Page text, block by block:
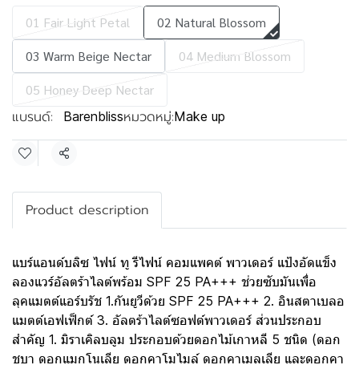
01 Fair Light Petal
02 Natural Blossom
03 Warm Beige Nectar
04 Medium Blossom
05 Honey Deep Nectar
แบรนด์: Barenblissหมวดหมู่:Make up
แชร์
Product description
แบร์แอนด์บลิซ ไฟน์ ทู รีไฟน์ คอมแพคต์ พาวเดอร์ แป้งอัดแข็ง
ลองแวร์อัลตร้าไลต์พร้อม SPF 25 PA+++ ช่วยซับมันเพื่อ
ลุคแมตต์แอร์บรัช 1.กันยูวีด้วย SPF 25 PA+++ 2. อินสตาเบลอ
แมตต์เอฟเฟ็กต์ 3. อัลตร้าไลต์ซอฟต์พาวเดอร์ ส่วนประกอบ
สำคัญ 1. มิราเคิลบลูม ประกอบด้วยดอกไม้เกาหลี 5 ชนิด (ดอก
ชบา ดอกแมกโนเลีย ดอกคาโมไมล์ ดอกคาเมลเลีย และดอกคา